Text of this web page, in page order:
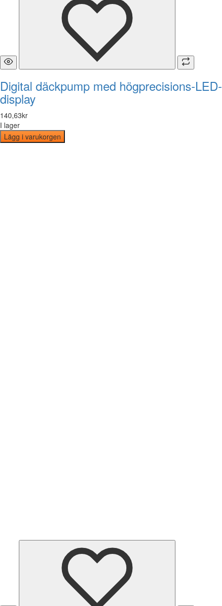
Digital däckpump med högprecisions-LED-
display
140,63kr
I lager
Lägg i varukorgen